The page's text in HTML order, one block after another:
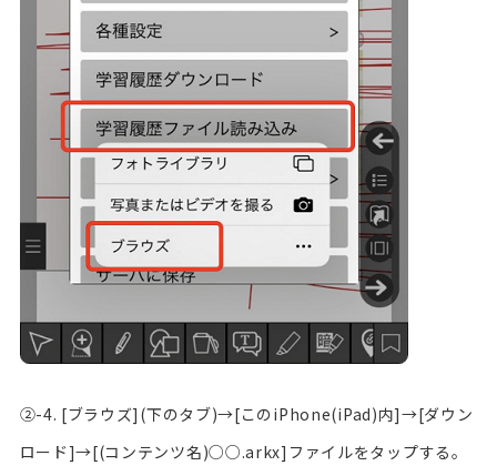
②-4. [ブラウズ](下のタブ)→[このiPhone(iPad)内]→[ダウン
ロード]→[(コンテンツ名)○○.arkx]ファイルをタップする。